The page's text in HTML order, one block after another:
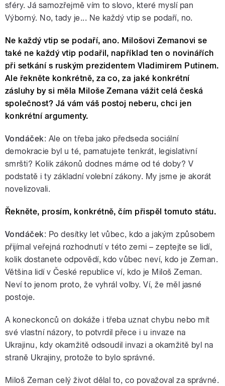
sféry. Já samozřejmě vím to slovo, které myslí pan
Výborný. No, tady je... Ne každý vtip se podaří, no.
Ne každý vtip se podaří, ano. Milošovi Zemanovi se
také ne každý vtip podařil, například ten o novinářích
při setkání s ruským prezidentem Vladimirem Putinem.
Ale řekněte konkrétně, za co, za jaké konkrétní
zásluhy by si měla Miloše Zemana vážit celá česká
společnost? Já vám váš postoj neberu, chci jen
konkrétní argumenty.
Vondáček: Ale on třeba jako předseda sociální
demokracie byl u té, pamatujete tenkrát, legislativní
smršti? Kolik zákonů dodnes máme od té doby? V
podstatě i ty základní volební zákony. My jsme je akorát
novelizovali.
Řekněte, prosím, konkrétně, čím přispěl tomuto státu.
Vondáček: Po desítky let vůbec, kdo a jakým způsobem
přijímal veřejná rozhodnutí v této zemi – zeptejte se lidí,
kolik dostanete odpovědí, kdo vůbec neví, kdo je Zeman.
Většina lidí v České republice ví, kdo je Miloš Zeman.
Neví to jenom proto, že vyhrál volby. Ví, že měl jasné
postoje.
A koneckonců on dokáže i třeba uznat chybu nebo mít
své vlastní názory, to potvrdil přece i u invaze na
Ukrajinu, kdy okamžitě odsoudil invazi a okamžitě byl na
straně Ukrajiny, protože to bylo správné.
Miloš Zeman celý život dělal to, co považoval za správné.